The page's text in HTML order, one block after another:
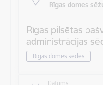
Rīgas domes
Rīgas pilsētas
administrācijas
Rīgas domes sēdes
Datums